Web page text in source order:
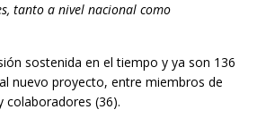
tanto a nivel nacional como
sostenida en el tiempo y ya son 136
nuevo proyecto, entre miembros de
colaboradores (36).